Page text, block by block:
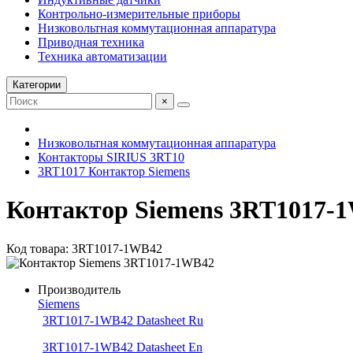
Контрольно-измерительные приборы
Низковольтная коммутационная аппаратура
Приводная техника
Техника автоматизации
Категории
×
Низковольтная коммутационная аппаратура
Контакторы SIRIUS 3RT10
3RT1017 Контактор Siemens
Контактор Siemens 3RT1017-
Код товара: 3RT1017-1WB42
Производитель
Siemens
3RT1017-1WB42 Datasheet Ru
3RT1017-1WB42 Datasheet En